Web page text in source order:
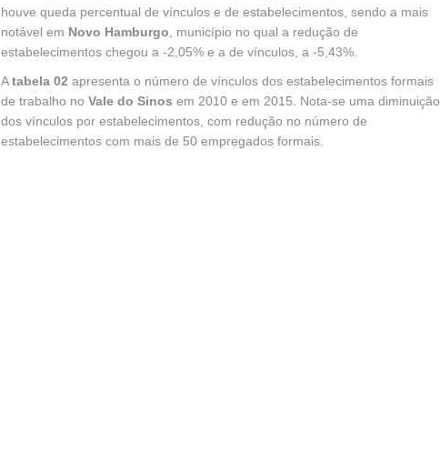
houve queda percentual de vínculos e de estabelecimentos, sendo a mais
notável em Novo Hamburgo , município no qual a redução de
estabelecimentos chegou a -2,05% e a de vínculos, a -5,43%.
Atabela 02 apresenta o número de vínculos dos estabelecimentos formais
de trabalho no Vale do Sinos em 2010 e em 2015. Nota-se uma diminuição
dos vínculos por estabelecimentos, com redução no número de
estabelecimentos com mais de 50 empregados formais.